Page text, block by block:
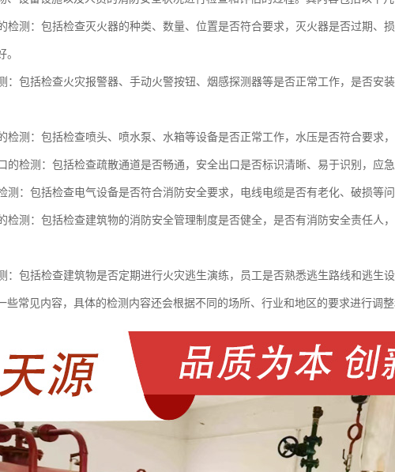
检测：包括检查灭火器的种类、数量、位置是否符合要求，灭火器是否过期、
：包括检查火灾报警器、手动火警按钮、烟感探测器等是否正常工作，是否安
检测：包括检查喷头、喷水泵、水箱等设备是否正常工作，水压是否符合要求，
的检测：包括检查疏散通道是否畅通，安全出口是否标识清晰、易于识别，应急
测：包括检查电气设备是否符合消防安全要求，电线电缆是否有老化、破损等
检测：包括检查建筑物的消防安全管理制度是否健全，是否有消防安全责任人
：包括检查建筑物是否定期进行火灾逃生演练，员工是否熟悉逃生路线和逃生设
些常见内容，具体的检测内容还会根据不同的场所、行业和地区的要求进行调整